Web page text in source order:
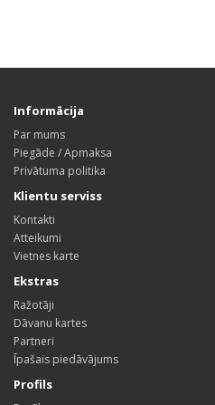
Informācija
Par mums
Piegāde / Apmaksa
Privātuma politika
Klientu serviss
Kontakti
Atteikumi
Vietnes karte
Ekstras
Ražotāji
Dāvanu kartes
Partneri
Īpašais piedāvājums
Profils